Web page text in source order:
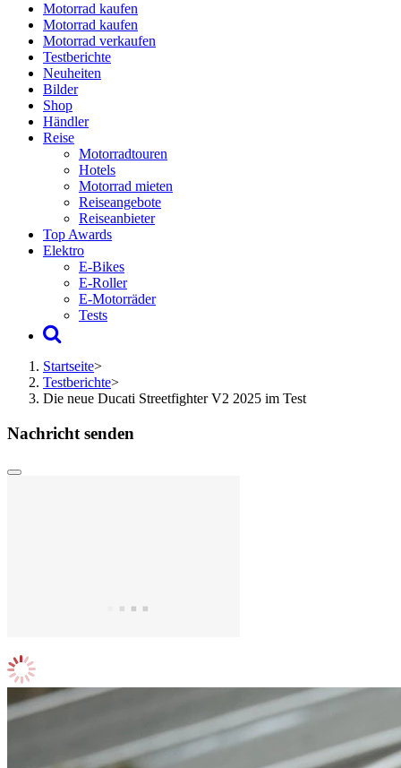
Motorrad kaufen
Motorrad kaufen
Motorrad verkaufen
Testberichte
Neuheiten
Bilder
Shop
Händler
Reise
Motorradtouren
Hotels
Motorrad mieten
Reiseangebote
Reiseanbieter
Top Awards
Elektro
E-Bikes
E-Roller
E-Motorräder
Tests
Startseite>
Testberichte>
Die neue Ducati Streetfighter V2 2025 im Test
Nachricht senden